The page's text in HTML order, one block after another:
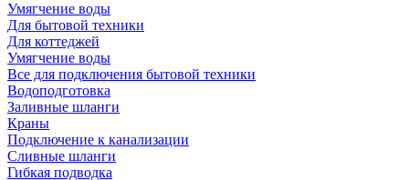
Умягчение воды
Для бытовой техники
Для коттеджей
Умягчение воды
Все для подключения бытовой техники
Водоподготовка
Заливные шланги
Краны
Подключение к канализации
Сливные шланги
Гибкая подводка